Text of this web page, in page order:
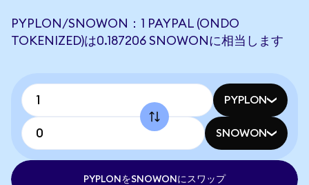
PYPLON/SNOWON：1 PAYPAL (ONDO
TOKENIZED)は0.187206 SNOWONに相当します
PYPLON
SNOWON
PYPLONをSNOWONにスワップ